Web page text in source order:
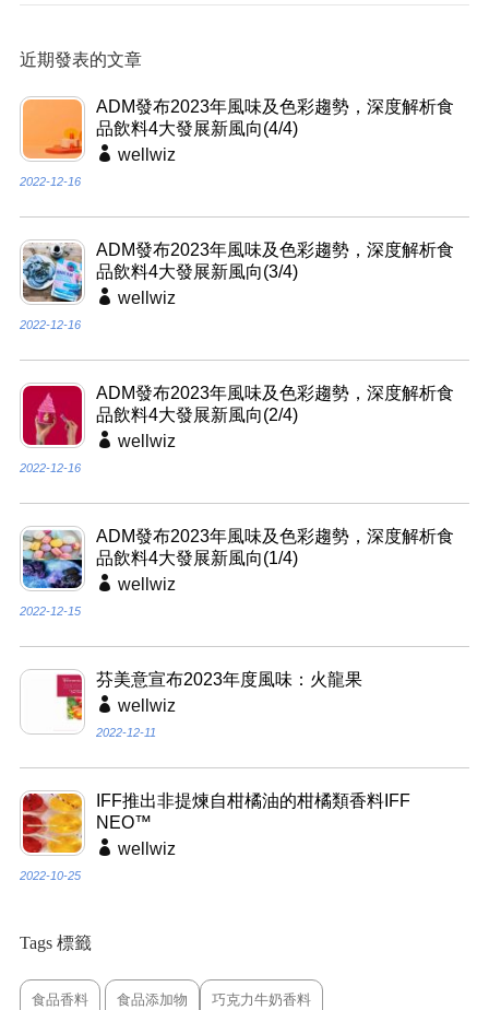
近期發表的文章
ADM發布2023年風味及色彩趨勢，深度解析食
品飲料4大發展新風向(4/4)
wellwiz
2022-12-16
ADM發布2023年風味及色彩趨勢，深度解析食
品飲料4大發展新風向(3/4)
wellwiz
2022-12-16
ADM發布2023年風味及色彩趨勢，深度解析食
品飲料4大發展新風向(2/4)
wellwiz
2022-12-16
ADM發布2023年風味及色彩趨勢，深度解析食
品飲料4大發展新風向(1/4)
wellwiz
2022-12-15
芬美意宣布2023年度風味：火龍果
wellwiz
2022-12-11
IFF推出非提煉自柑橘油的柑橘類香料IFF
NEO™
wellwiz
2022-10-25
Tags 標籤
食品香料 食品添加物 巧克力牛奶香料